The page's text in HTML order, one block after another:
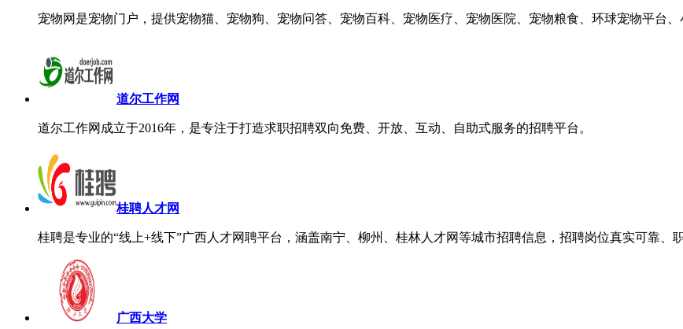
宠物网是宠物门户，提供宠物猫、宠物狗、宠物问答、宠物百科、宠物医疗、宠物医院、宠物粮食、环球宠物平台
道尔工作网
道尔工作网成立于2016年，是专注于打造求职招聘双向免费、开放、互动、自助式服务的招聘平台。
桂聘人才网
桂聘是专业的“线上+线下”广西人才网聘平台，涵盖南宁、柳州、桂林人才网等城市招聘信息，招聘岗位真实可靠、
广西大学